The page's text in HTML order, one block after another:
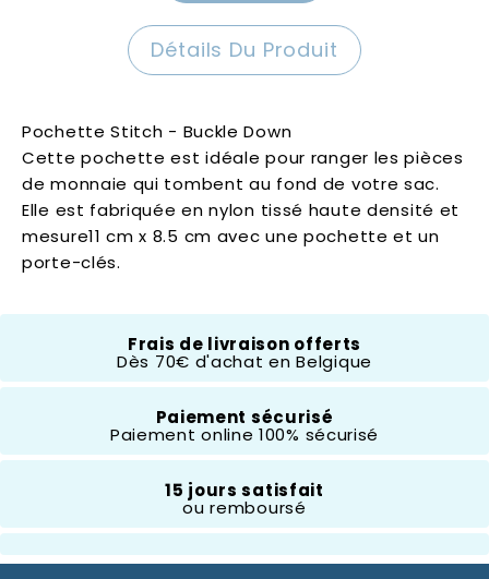
Détails Du Produit
Pochette Stitch - Buckle Down
Cette pochette est idéale pour ranger les pièces
de monnaie qui tombent au fond de votre sac.
Elle est fabriquée en nylon tissé haute densité et
mesure11 cm x 8.5 cm avec une pochette et un
porte-clés.
Lilo Et Stitch
Frais de livraison offerts
Dès 70€ d'achat en Belgique
Paiement sécurisé
Paiement online 100% sécurisé
15 jours satisfait
ou remboursé